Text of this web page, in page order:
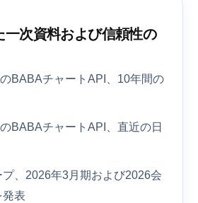
一次資料および信頼性の
BABAチャートAPI、10年間の
BABAチャートAPI、直近の日
、2026年3月期および2026会
発表